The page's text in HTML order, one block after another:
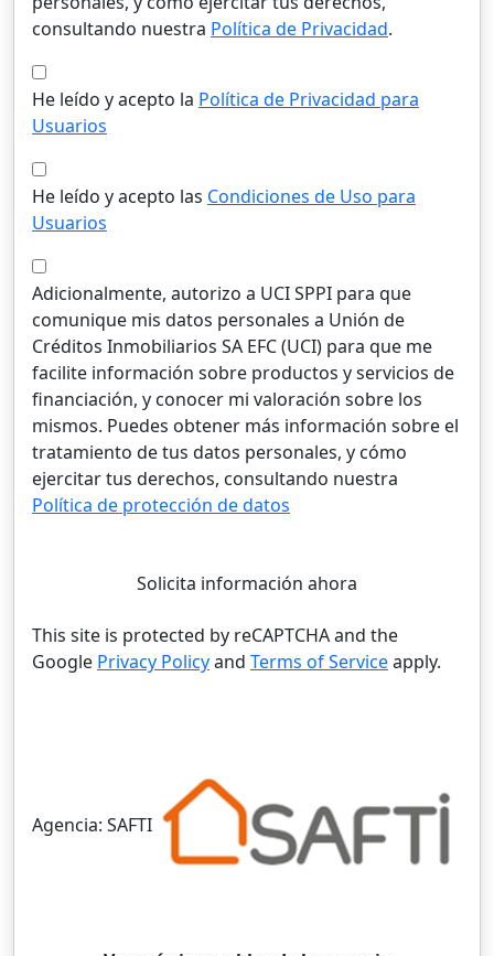
consultando nuestra Política de Privacidad.
He leído y acepto la Política de Privacidad para
Usuarios
He leído y acepto las Condiciones de Uso para
Usuarios
Adicionalmente, autorizo a UCI SPPI para que
comunique mis datos personales a Unión de
Créditos Inmobiliarios SA EFC (UCI) para que me
facilite información sobre productos y servicios de
financiación, y conocer mi valoración sobre los
mismos. Puedes obtener más información sobre el
tratamiento de tus datos personales, y cómo
ejercitar tus derechos, consultando nuestra
Política de protección de datos
Solicita información ahora
This site is protected by reCAPTCHA and the
Google Privacy Policyand Terms of Serviceapply.
Agencia: SAFTI